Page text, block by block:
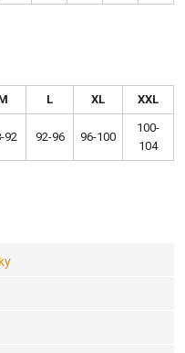
L XL XXL
92 92-96 96-100
100-
104